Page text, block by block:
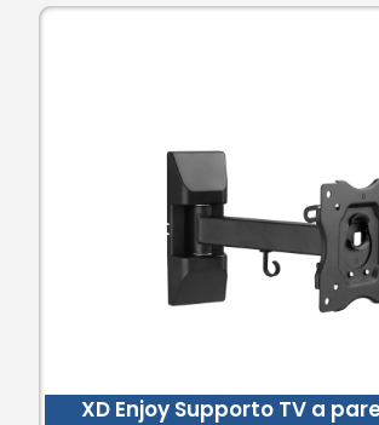
XD Enjoy Supporto TV a